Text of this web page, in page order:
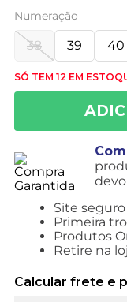
Numeração
38 39 40
SÓ TEM 12 EM
Site seguro
Primeira
Produtos
Retire na
Calcular frete e